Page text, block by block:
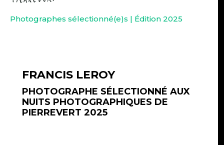
Photographes sélectionné(e)s | Édition 2025
FRANCIS LEROY
PHOTOGRAPHE SÉLECTIONNÉ AUX
NUITS PHOTOGRAPHIQUES DE
PIERREVERT 2025